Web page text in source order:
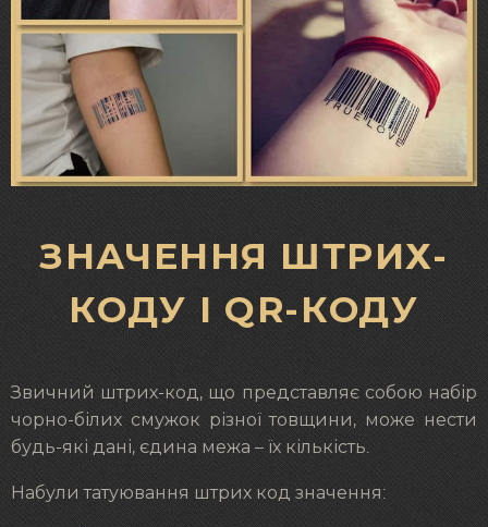
ЗНАЧЕННЯ ШТРИХ-
КОДУ І QR-КОДУ
Звичний штрих-код, що представляє собою набір
чорно-білих смужок різної товщини, може нести
будь-які дані, єдина межа – їх кількість.
Набули татуювання штрих код значення: